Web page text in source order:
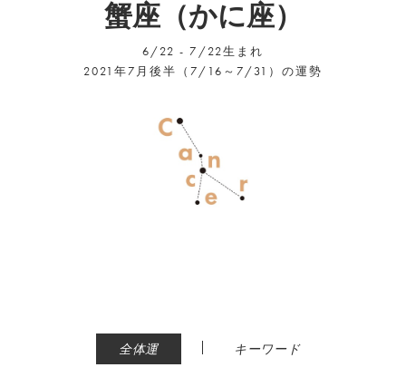
蟹座（かに座）
6/22 - 7/22生まれ
2021年7月後半（7/16～7/31）の運勢
全体運 | キーワード